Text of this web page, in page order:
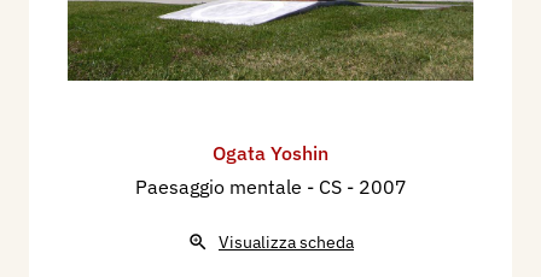
Ogata Yoshin
Paesaggio mentale - CS - 2007
Visualizza scheda